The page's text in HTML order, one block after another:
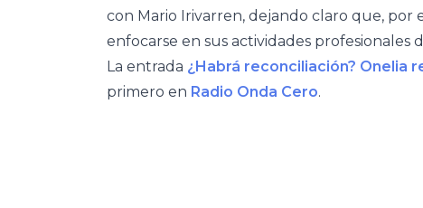
con Mario Irivarren, dejando claro que,
enfocarse en sus actividades
La entrada ¿Habrá reconciliación? Onelia
primero en Radio Onda Cero.